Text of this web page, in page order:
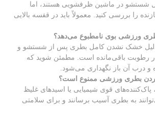
شستشو در ماشین ظرفشویی هستند، اما
را بررسی کنید. معمولاً باید در قفسه بالایی
ورزشی بوی نامطبوع می‌دهد؟
دلیل خشک نشدن کامل بطری پس از شستشو و
رطوبت باقی‌مانده است. مطمئن شوید که
درب آن باز نگهداری می‌شود.
بطری ورزشی ممنوع است؟
پاک‌کننده‌های قوی شیمیایی یا اسیدهای غلیظ
به بطری آسیب برسانند و برای سلامتی